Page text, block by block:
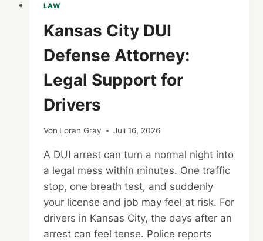
LAW
Kansas City DUI
Defense Attorney:
Legal Support for
Drivers
Von Loran Gray Juli 16, 2026
A DUI arrest can turn a normal night into
a legal mess within minutes. One traffic
stop, one breath test, and suddenly
your license and job may feel at risk. For
drivers in Kansas City, the days after an
arrest can feel tense. Police reports